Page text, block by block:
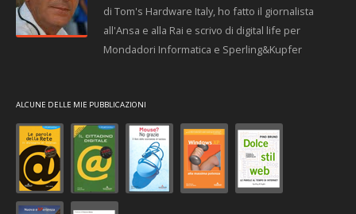
di Tom's Hardware Italy, ho fatto il giornalista
all'Ansa e alla Rai e scrivo di digital life per
Mondadori Informatica e Sperling&Kupfer
ALCUNE DELLE MIE PUBBLICAZIONI